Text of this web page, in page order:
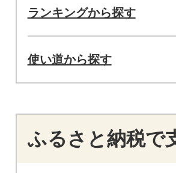
ランキングから探す
使い道から探す
ふるさと納税で